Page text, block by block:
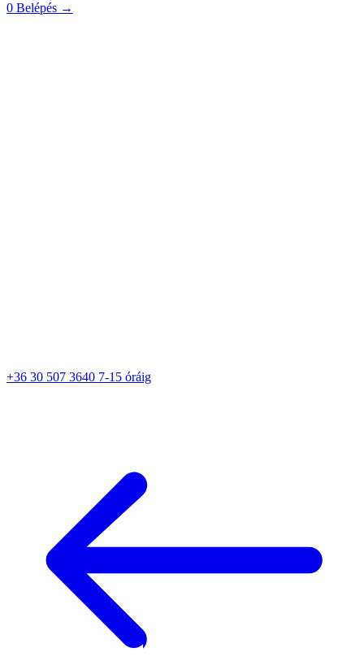
0 Belépés →
+36 30 507 3640 7-15 óráig